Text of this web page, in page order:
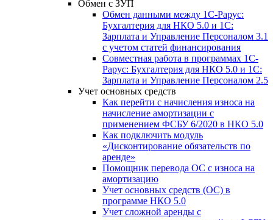
Обмен с ЗУП
Обмен данными между 1С-Рарус:
Бухгалтерия для НКО 5.0 и 1С:
Зарплата и Управление Персоналом 3.1
с учетом статей финансирования
Совместная работа в программах 1С-
Рарус: Бухгалтерия для НКО 5.0 и 1С:
Зарплата и Управление Персоналом 2.5
Учет основных средств
Как перейти с начисления износа на
начисление амортизации с
применением ФСБУ 6/2020 в НКО 5.0
Как подключить модуль
«Дисконтирование обязательств по
аренде»
Помощник перевода ОС с износа на
амортизацию
Учет основных средств (ОС) в
программе НКО 5.0
Учет сложной аренды с